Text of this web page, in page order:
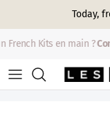
Today,
French Kits en main ?